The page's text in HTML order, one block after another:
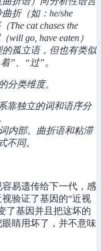
折（如：he/she
The cat chases the
will go, have eaten）
孤立语，但也有类似
”、“过”。
分类维度。
靠独立的词和语序分
内部。曲折语和粘滞
不同。
易遗传给下一代，感
验证了基因的“近视
了基因并且把这坏的
睛用坏了，并不意味